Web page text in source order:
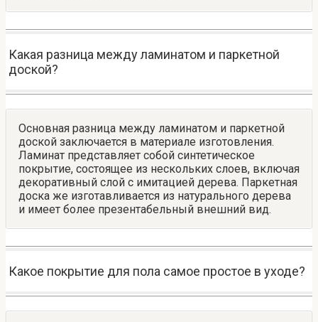
Какая разница между ламинатом и паркетной
доской?
Основная разница между ламинатом и паркетной
доской заключается в материале изготовления.
Ламинат представляет собой синтетическое
покрытие, состоящее из нескольких слоев, включая
декоративный слой с имитацией дерева. Паркетная
доска же изготавливается из натурального дерева
и имеет более презентабельный внешний вид.
Какое покрытие для пола самое простое в уходе?